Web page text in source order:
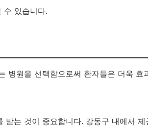
수 있습니다.
원을 선택함으로써 환자들은 더욱
받는 것이 중요합니다. 강동구 내에서